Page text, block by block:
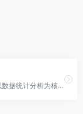
51LA专注网站统计与数据分析行业20年，以数据统计分析为核心，驱动产品设计与运营策略，深入挖掘用户和产品需求，赋能商业决策。旗下拥有51.LA 网站统计等多个数据分析平台，目前累计超过千万应用提供流量统计服务，致力于为开发者及中小企业提供专业的数据服务工具和解决方案。